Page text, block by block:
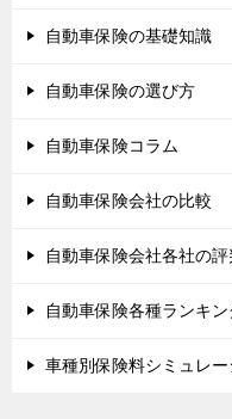
自動車保険の基礎知識
自動車保険の選び方
自動車保険コラム
自動車保険会社の比較
自動車保険会社各社の評
自動車保険各種ランキン
車種別保険料シミュレー